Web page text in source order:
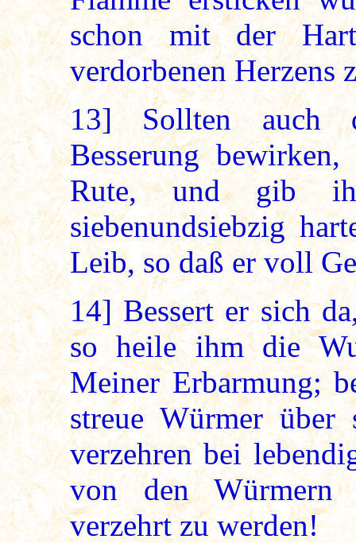
schon mit der
verdorbenen Herzens
13] Sollten auch
Besserung
Rute, und gib
siebenundsiebzig
Leib, so daß er voll
14] Bessert er sich
so heile ihm die
Meiner Erbarmung;
streue Würmer
verzehren bei
von den Würmern
verzehrt zu werden!